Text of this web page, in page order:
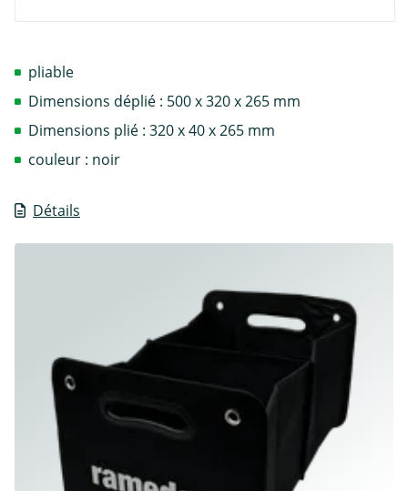
Détails
pliable
Dimensions déplié : 500 x 320 x 265 mm
Dimensions plié : 320 x 40 x 265 mm
couleur : noir